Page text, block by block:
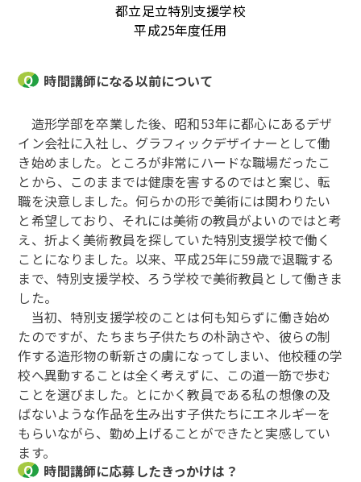
都立足立特別支援学校
平成25年度任用
時間講師になる以前について
造形学部を卒業した後、昭和53年に都心にあるデザ
イン会社に入社し、グラフィックデザイナーとして働
き始めました。ところが非常にハードな職場だったこ
とから、このままでは健康を害するのではと案じ、転
職を決意しました。何らかの形で美術には関わりたい
と希望しており、それには美術の教員がよいのではと考
え、折よく美術教員を探していた特別支援学校で働く
ことになりました。以来、平成25年に59歳で退職する
まで、特別支援学校、ろう学校で美術教員として働きま
した。
当初、特別支援学校のことは何も知らずに働き始め
たのですが、たちまち子供たちの朴訥さや、彼らの制
作する造形物の斬新さの虜になってしまい、他校種の学
校へ異動することは全く考えずに、この道一筋で歩む
ことを選びました。とにかく教員である私の想像の及
ばないような作品を生み出す子供たちにエネルギーを
もらいながら、勤め上げることができたと実感してい
ます。
時間講師に応募したきっかけは？